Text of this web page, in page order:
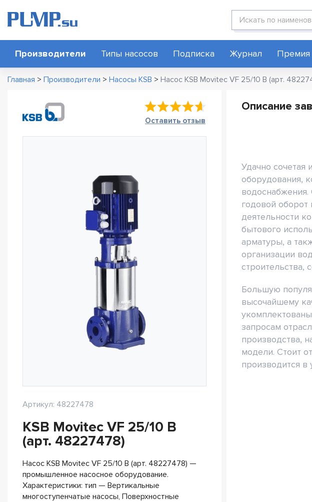
Поиск по каталогу
Производители Типы насосов Подписка Журнал Премия
Главная > Производители > Насосы KSB > Насос KSB Movitec VF 25/10 B (арт.
Оставить отзыв
Артикул: 48227478
KSB Movitec VF 25/10 B
(арт. 48227478)
Насос KSB Movitec VF 25/10 B (арт. 48227478) —
промышленное насосное оборудование.
Характеристики: тип — Вертикальные
многоступенчатые насосы, Поверхностные
Описание
Удачно сочетая
оборудования,
водоснабжения.
годовой
деятельности
бытового
арматуры, а
организации
строительства,
Большую
высочайшему
запросам
производства,
модели. Стоит
производится в